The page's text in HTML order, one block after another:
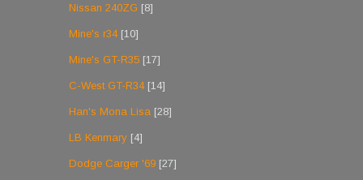
Nissan 240ZG [8]
Mine's r34 [10]
Mine's GT-R35 [17]
C-West GT-R34 [14]
Han's Mona Lisa [28]
LB Kenmary [4]
Dodge Carger '69 [27]